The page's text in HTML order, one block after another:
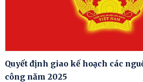
Quyết định giao kế hoạch các
công năm 2025